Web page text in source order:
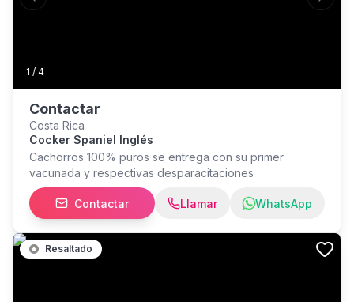
1 / 4
Previous slide Next
Contactar
Costa Rica
Cocker Spaniel Inglés
Cachorros 100% puros se entrega con su primer
vacunada y respectivas desparacitaciones
Contactar Llamar WhatsApp
Resaltado